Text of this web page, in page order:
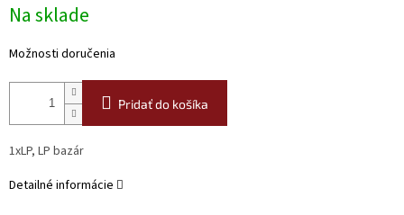
cena:
Na sklade
Možnosti doručenia
Pridať do košíka
1xLP, LP bazár
Detailné informácie